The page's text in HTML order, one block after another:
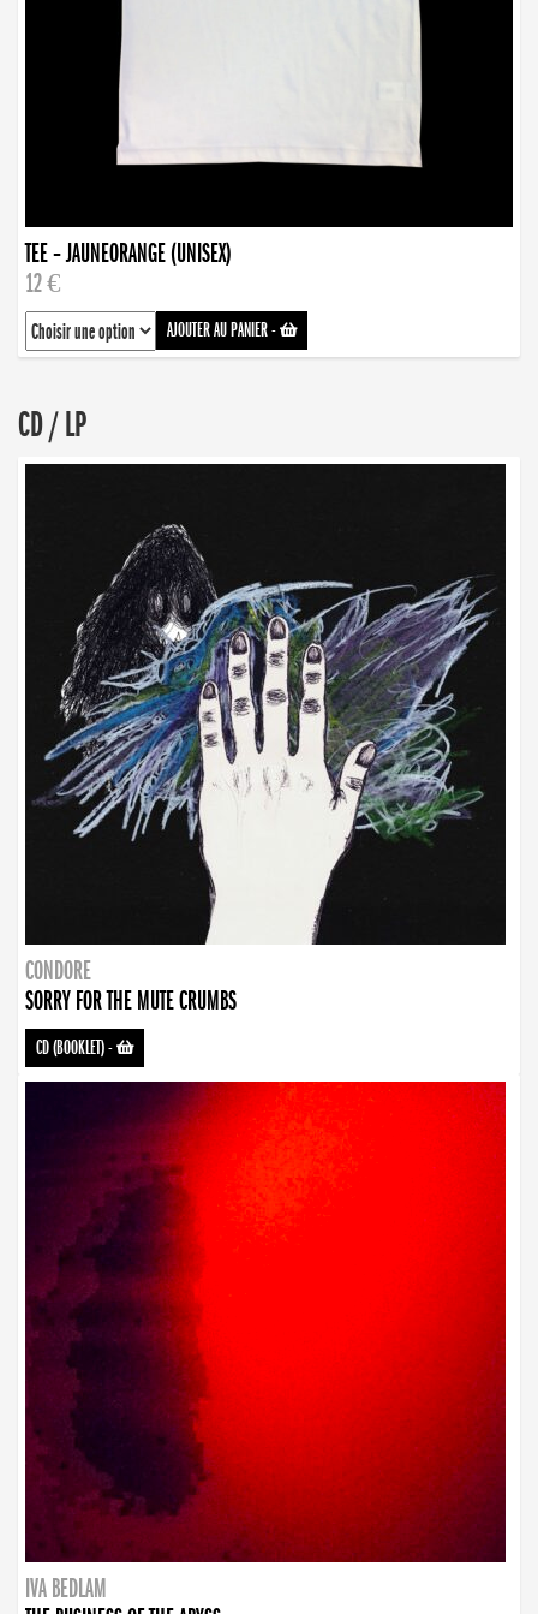
TEE – JAUNEORANGE (UNISEX)
12 €
AJOUTER AU PANIER-
CD / LP
CONDORE
SORRY FOR THE MUTE CRUMBS
CD (BOOKLET)-
IVA BEDLAM